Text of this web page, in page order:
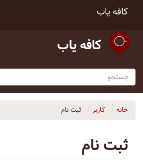
کافه یاب
کافه یاب
خانه کاربر ثبت نام
ثبت نام